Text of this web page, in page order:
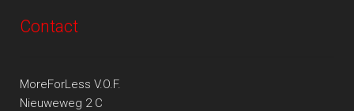
Contact
MoreForLess V.O.F.
Nieuweweg 2 C